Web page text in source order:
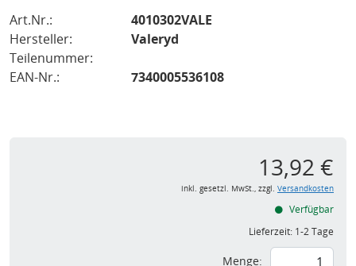
Art.Nr.:
4010302VALE
Hersteller:
Valeryd
Teilenummer:
EAN-Nr.:
7340005536108
13,92 €
inkl. gesetzl. MwSt., zzgl. Versandkosten
Verfügbar
Lieferzeit: 1-2 Tage
Menge: